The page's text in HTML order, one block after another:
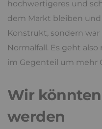
hochwertigeres und
dem Markt bleiben
Konstrukt, sondern
Normalfall. Es geht
im Gegenteil um mehr
Wir
werden